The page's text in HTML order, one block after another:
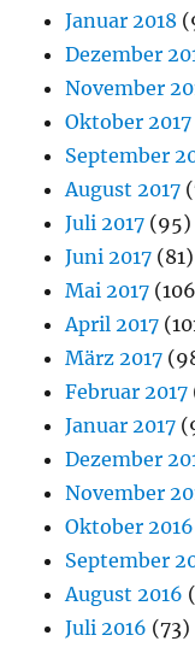
Januar 2018
Dezember
November
Oktober 2017
September
August 2017
Juli 2017 (95)
Juni 2017 (81)
Mai 2017
April 2017
März 2017
Februar 2017
Januar 2017
Dezember
November
Oktober 2016
September
August 2016
Juli 2016 (73)